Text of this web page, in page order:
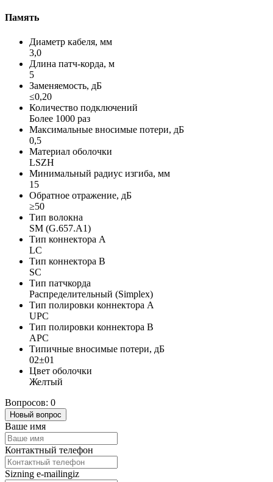
Память
Диаметр кабеля, мм
3,0
Длина патч-корда, м
5
Заменяемость, дБ
≤0,20
Количество подключений
Более 1000 раз
Максимальные вносимые потери, дБ
0,5
Материал оболочки
LSZH
Минимальный радиус изгиба, мм
15
Обратное отражение, дБ
≥50
Тип волокна
SM (G.657.A1)
Тип коннектора A
LC
Тип коннектора B
SC
Тип патчкорда
Распределительный (Simplex)
Тип полировки коннектора A
UPC
Тип полировки коннектора B
APC
Типичные вносимые потери, дБ
02±01
Цвет оболочки
Желтый
Вопросов: 0
Новый вопрос
Ваше имя
Контактный телефон
Sizning e-mailingiz